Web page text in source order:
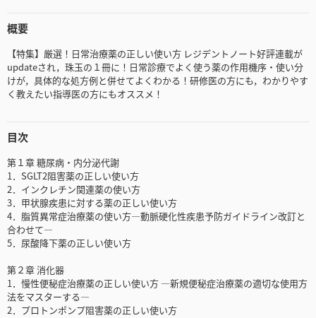
概要
【特集】厳選！日常治療薬の正しい使い方 レジデントノート好評連載が
updateされ，珠玉の１冊に！日常診療でよく使う薬の作用機序・使い分
けが，具体的な処方例と併せてよくわかる！研修医の方にも，わかりやす
く教えたい指導医の方にもオススメ！
目次
第１章 糖尿病・内分泌代謝
1．SGLT2阻害薬の正しい使い方
2．インクレチン関連薬の使い方
3．甲状腺疾患に対する薬の正しい使い方
4．脂質異常症治療薬の使い方―動脈硬化性疾患予防ガイドライン改訂と
合わせて―
5．尿酸降下薬の正しい使い方
第２章 消化器
1．慢性便秘症治療薬の正しい使い方 ―新規便秘症治療薬の適切な使用方
法をマスターする―
2．プロトンポンプ阻害薬の正しい使い方